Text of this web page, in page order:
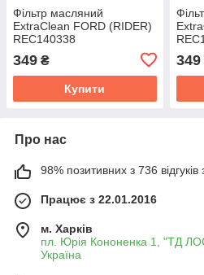
Фільтр масляний
ExtraClean FORD (RIDER)
REC140338
349 ₴
Купити
349
Про нас
98% позитивних з 736 відгуків
Працює з 22.01.2016
м. Харків
пл. Юрія Кононенка 1, "ТД
Україна